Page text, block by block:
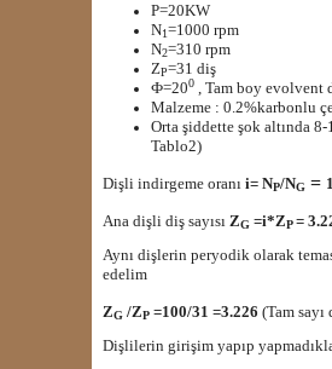
P=20KW
N1=1000 rpm
N2=310 rpm
ZP=31 diş
Ф=200 , Tam boy evolvent
Malzeme : 0.2%karbonlu
Orta şiddette şok altında 8-
Tablo2)
Dişli indirgeme oranı i= NP/NG =
Ana dişli diş sayısı ZG =i*ZP=
Aynı dişlerin peryodik olarak
edelim
ZG /ZP =100/31 =3.226 (Tam
Dişlilerin girişim yapıp